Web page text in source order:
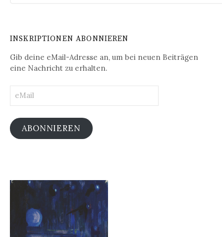
INSKRIPTIONEN ABONNIEREN
Gib deine eMail-Adresse an, um bei neuen Beiträgen
eine Nachricht zu erhalten.
ABONNIEREN